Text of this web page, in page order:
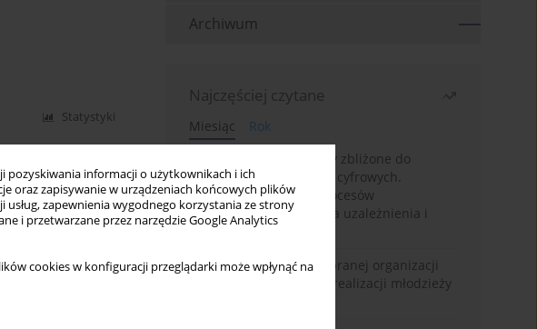
pozyskiwania informacji o użytkownikach i ich
oraz zapisywanie w urządzeniach końcowych plików
usług, zapewnienia wygodnego korzystania ze strony
i przetwarzane przez narzędzie Google Analytics
cookies w konfiguracji przeglądarki może wpłynąć na
Statystyki
Archiwum
Najczęściej czytane
Miesiąc
Rok
Loot boxy – mechanizmy zbliżone do
hazardu ukryte w grach cyfrowych.
Narracyjny przegląd procesów
psychologicznych, ryzyka uzależnienia i
regulacji prawnych
Znaczenie wsparcia wybranej organizacji
pozarządowej dla samorealizacji młodzieży